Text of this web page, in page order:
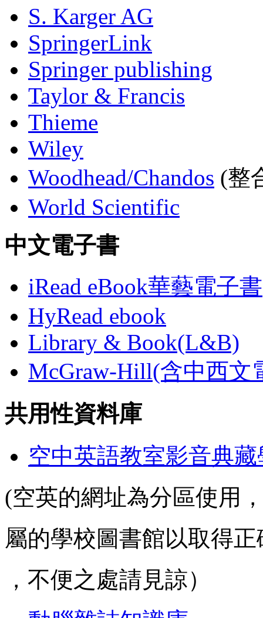
S. Karger AG
SpringerLink
Springer publishing
Taylor & Francis
Thieme
Wiley
Woodhead/Chandos (整
World Scientific
中文電子書
iRead eBook華藝電子書
HyRead ebook
Library & Book(L&B)
McGraw-Hill(含中西文
共用性資料庫
空中英語教室影音典
(空英的網址為分區使用
屬的學校圖書館以取得
，不便之處請見諒）